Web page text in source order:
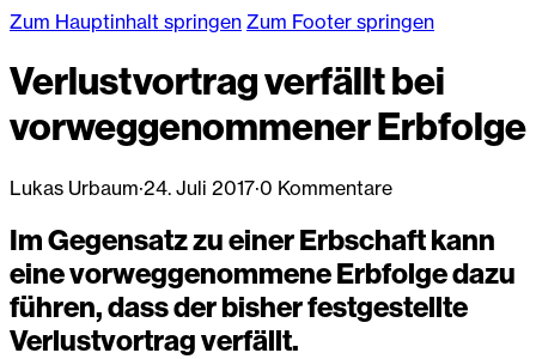
Zum Hauptinhalt springen Zum Footer springen
Verlustvortrag verfällt bei
vorweggenommener Erbfolge
Lukas Urbaum·24. Juli 2017·0 Kommentare
Im Gegensatz zu einer Erbschaft kann
eine vorweggenommene Erbfolge dazu
führen, dass der bisher festgestellte
Verlustvortrag verfällt.